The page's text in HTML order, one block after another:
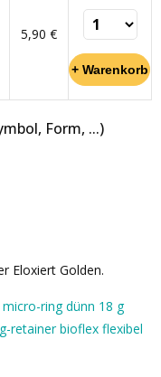
5,90 €
Form, ...)
Eloxiert Golden.
ring dünn 18 g
retainer bioflex flexibel